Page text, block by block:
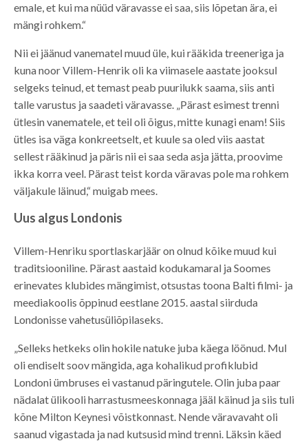
emale, et kui ma nüüd väravasse ei saa, siis lõpetan ära, ei
mängi rohkem.“
Nii ei jäänud vanematel muud üle, kui rääkida treeneriga ja
kuna noor Villem-Henrik oli ka viimasele aastate jooksul
selgeks teinud, et temast peab puurilukk saama, siis anti
talle varustus ja saadeti väravasse. „Pärast esimest trenni
ütlesin vanematele, et teil oli õigus, mitte kunagi enam! Siis
ütles isa väga konkreetselt, et kuule sa oled viis aastat
sellest rääkinud ja päris nii ei saa seda asja jätta, proovime
ikka korra veel. Pärast teist korda väravas pole ma rohkem
väljakule läinud,“ muigab mees.
Uus algus Londonis
Villem-Henriku sportlaskarjäär on olnud kõike muud kui
traditsiooniline. Pärast aastaid kodukamaral ja Soomes
erinevates klubides mängimist, otsustas toona Balti filmi- ja
meediakoolis õppinud eestlane 2015. aastal siirduda
Londonisse vahetusüliõpilaseks.
„Selleks hetkeks olin hokile natuke juba käega löönud. Mul
oli endiselt soov mängida, aga kohalikud profiklubid
Londoni ümbruses ei vastanud päringutele. Olin juba paar
nädalat ülikooli harrastusmeeskonnaga jääl käinud ja siis tuli
kõne Milton Keynesi võistkonnast. Nende väravavaht oli
saanud vigastada ja nad kutsusid mind trenni. Läksin käed